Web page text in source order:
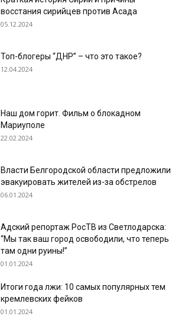
восстания сирийцев против Асада
05.12.2024
Топ-блогеры “ДНР” – что это такое?
12.04.2024
Наш дом горит. Фильм о блокадном
Мариуполе
22.02.2024
Власти Белгородской области предложили
эвакуировать жителей из-за обстрелов
06.01.2024
Адский репортаж РосТВ из Светлодарска:
“Мы так ваш город освободили, что теперь
там одни руины!”
01.01.2024
Итоги года лжи: 10 самых популярных тем
кремлевских фейков
01.01.2024